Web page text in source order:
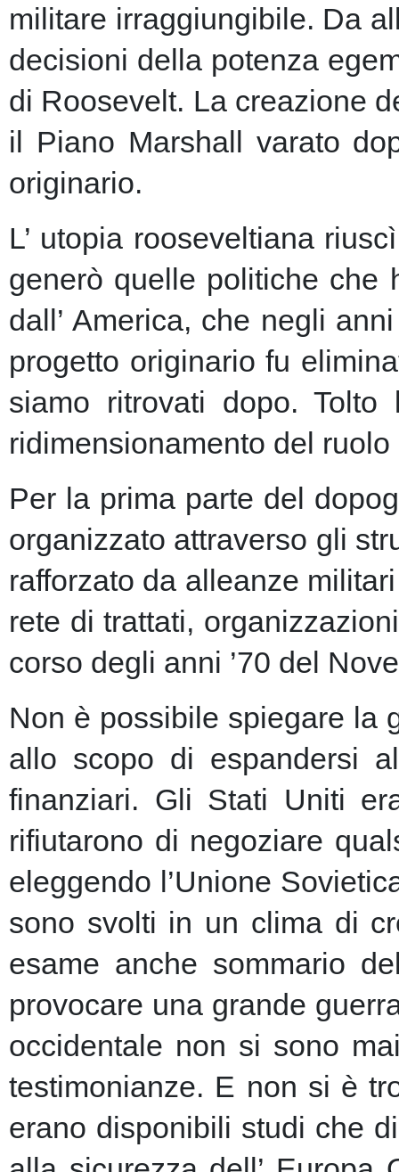
militare irraggiungibile. Da
decisioni della potenza
di Roosevelt. La creazione
il Piano Marshall varato
originario.
L’ utopia rooseveltiana
generò quelle politiche che
dall’ America, che negli
progetto originario fu
siamo ritrovati dopo.
ridimensionamento del
Per la prima parte del
organizzato attraverso gli
rafforzato da alleanze
rete di trattati,
corso degli anni ’70 del
Non è possibile spiegare la
allo scopo di espandersi
finanziari. Gli Stati Uniti
rifiutarono di negoziare
eleggendo l’Unione
sono svolti in un clima di
esame anche sommario
provocare una grande
occidentale non si sono
testimonianze. E non si è
erano disponibili studi che